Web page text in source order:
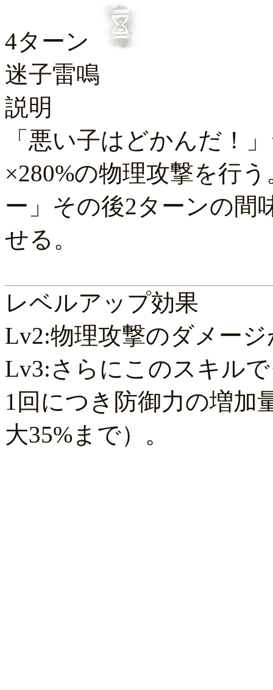
4ターン
迷子雷鳴
説明
「悪い子はどかんだ！
×280%の物理攻撃を行
ー」その後2ターンの間
せる。
レベルアップ効果
Lv2:物理攻撃のダメー
Lv3:さらにこのスキル
1回につき防御力の増加
大35%まで）。